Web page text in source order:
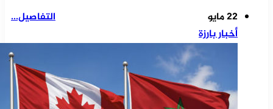
التفاصيل...
22 مايو
أخبار بارزة